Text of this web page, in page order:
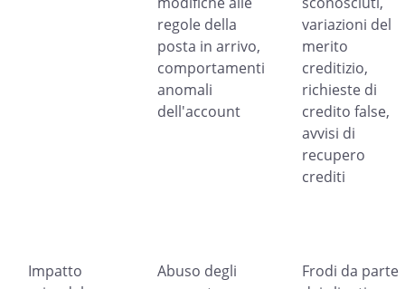
regole della
posta in arrivo,
comportamenti
anomali
dell'account
variazioni del
merito
creditizio,
richieste di
credito false,
avvisi di
recupero
crediti
Impatto
Abuso degli
Frodi da parte